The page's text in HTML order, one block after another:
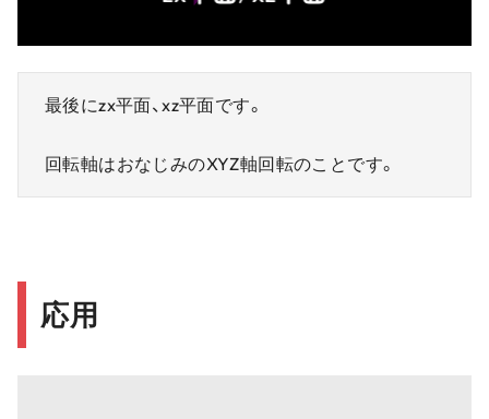
最後にzx平面、xz平面です。
回転軸はおなじみのXYZ軸回転のことです。
応用